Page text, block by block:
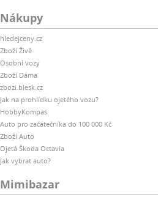
Nákupy
hledejceny.cz
Zboží Živě
Osobní vozy
Zboží Dáma
zbozi.blesk.cz
Jak na prohlídku ojetého vozu?
HobbyKompas
Auto pro začátečníka do 100 000 Kč
Zboží Auto
Ojetá Škoda Octavia
Jak vybrat auto?
Mimibazar